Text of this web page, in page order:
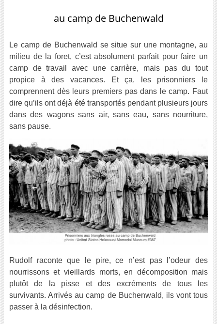
au camp de Buchenwald
Le camp de Buchenwald se situe sur une montagne, au
milieu de la foret, c’est absolument parfait pour faire un
camp de travail avec une carrière, mais pas du tout
propice à des vacances. Et ça, les prisonniers le
comprennent dès leurs premiers pas dans le camp. Faut
dire qu’ils ont déjà été transportés pendant plusieurs jours
dans des wagons sans air, sans eau, sans nourriture,
sans pause.
Rudolf raconte que le pire, ce n’est pas l’odeur des
nourrissons et vieillards morts, en décomposition mais
plutôt de la pisse et des excréments de tous les
survivants. Arrivés au camp de Buchenwald, ils vont tous
passer à la désinfection.